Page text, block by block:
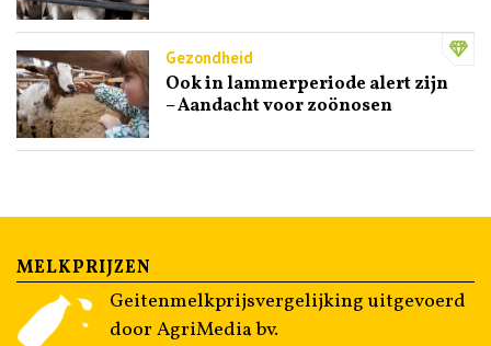
Gezondheid
Ook in lammerperiode alert zijn
– Aandacht voor zoönosen
MELKPRIJZEN
Geitenmelkprijsvergelijking uitgevoerd
door AgriMedia bv.